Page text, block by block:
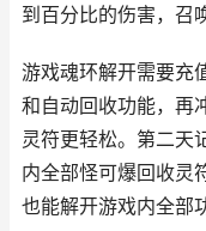
到百分比的伤害，召
游戏魂环解开需要充
和自动回收功能，再
灵符更轻松。第二天
内全部怪可爆回收灵
也能解开游戏内全部